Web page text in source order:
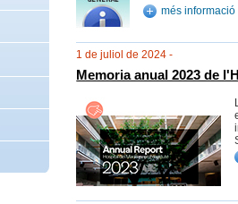
més informació
1 de juliol de 2024 -
Memoria anual 2023 de